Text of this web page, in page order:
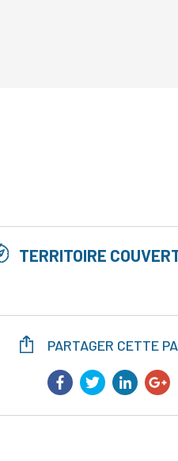
TERRITOIRE
PARTAGER CETTE